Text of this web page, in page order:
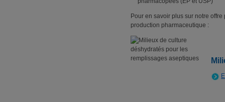
Pour en savoir plus sur notre
production pharmaceutique :